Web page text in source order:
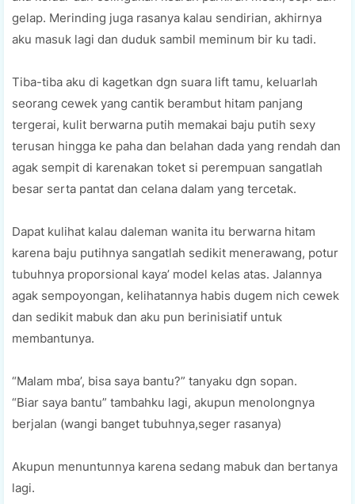
gelap. Merinding juga rasanya kalau sendirian, akhirnya
aku masuk lagi dan duduk sambil meminum bir ku tadi.
Tiba-tiba aku di kagetkan dgn suara lift tamu, keluarlah
seorang cewek yang cantik berambut hitam panjang
tergerai, kulit berwarna putih memakai baju putih sexy
terusan hingga ke paha dan belahan dada yang rendah dan
agak sempit di karenakan toket si perempuan sangatlah
besar serta pantat dan celana dalam yang tercetak.
Dapat kulihat kalau daleman wanita itu berwarna hitam
karena baju putihnya sangatlah sedikit menerawang, potur
tubuhnya proporsional kaya’ model kelas atas. Jalannya
agak sempoyongan, kelihatannya habis dugem nich cewek
dan sedikit mabuk dan aku pun berinisiatif untuk
membantunya.
“Malam mba’, bisa saya bantu?” tanyaku dgn sopan.
“Biar saya bantu” tambahku lagi, akupun menolongnya
berjalan (wangi banget tubuhnya,seger rasanya)
Akupun menuntunnya karena sedang mabuk dan bertanya
lagi.